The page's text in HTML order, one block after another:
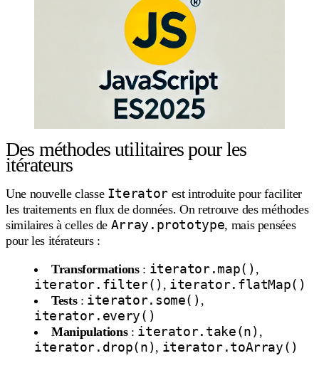
Des méthodes utilitaires pour les
itérateurs
Une nouvelle classe Iteratorest introduite pour faciliter
les traitements en flux de données. On retrouve des méthodes
similaires à celles de Array.prototype, mais pensées
pour les itérateurs :
Transformations: iterator.map() ,
iterator.filter() , iterator.flatMap()
Tests: iterator.some() ,
iterator.every()
Manipulations: iterator.take(n) ,
iterator.drop(n) , iterator.toArray()